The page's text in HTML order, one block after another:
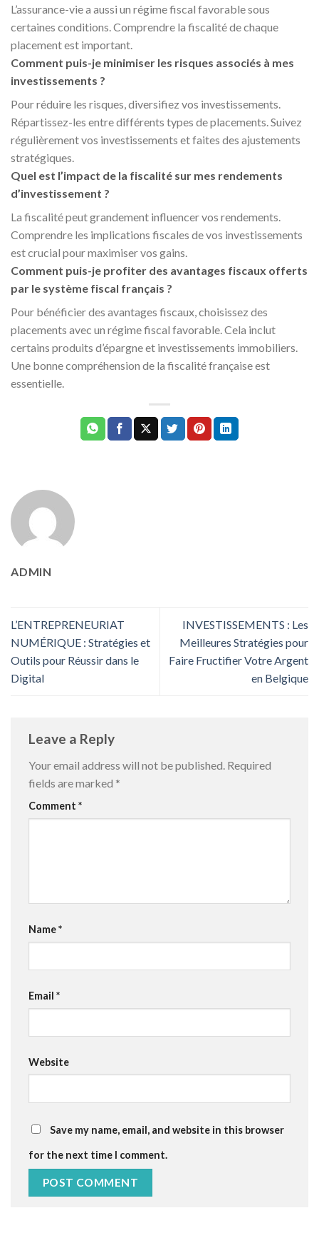
L’assurance-vie a aussi un régime fiscal favorable sous
certaines conditions. Comprendre la fiscalité de chaque
placement est important.
Comment puis-je minimiser les risques associés à mes
investissements ?
Pour réduire les risques, diversifiez vos investissements.
Répartissez-les entre différents types de placements. Suivez
régulièrement vos investissements et faites des ajustements
stratégiques.
Quel est l’impact de la fiscalité sur mes rendements
d’investissement ?
La fiscalité peut grandement influencer vos rendements.
Comprendre les implications fiscales de vos investissements
est crucial pour maximiser vos gains.
Comment puis-je profiter des avantages fiscaux offerts
par le système fiscal français ?
Pour bénéficier des avantages fiscaux, choisissez des
placements avec un régime fiscal favorable. Cela inclut
certains produits d’épargne et investissements immobiliers.
Une bonne compréhension de la fiscalité française est
essentielle.
ADMIN
L’ENTREPRENEURIAT
NUMÉRIQUE : Stratégies et
Outils pour Réussir dans le
Digital
INVESTISSEMENTS : Les
Meilleures Stratégies pour
Faire Fructifier Votre Argent
en Belgique
Leave a Reply
Your email address will not be published. Required
fields are marked *
Comment *
Name*
Email *
Website
Save my name, email, and website in this browser
for the next time I comment.